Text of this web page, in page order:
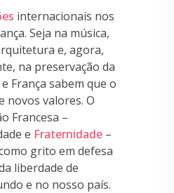
internacionais nos
Seja na música,
e, agora,
na preservação da
França sabem que o
novos valores. O
Francesa –
e Fraternidade –
grito em defesa
liberdade de
e no nosso país.